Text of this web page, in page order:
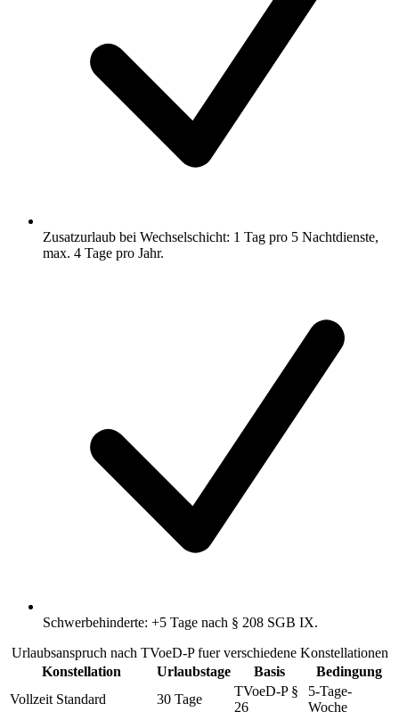
Zusatzurlaub bei Wechselschicht: 1 Tag pro 5 Nachtdienste,
max. 4 Tage pro Jahr.
Schwerbehinderte: +5 Tage nach § 208 SGB IX.
Urlaubsanspruch nach TVoeD-P fuer verschiedene Konstellationen
Konstellation
Urlaubstage Basis
Bedingung
Vollzeit Standard
30 Tage
TVoeD-P §
26
5-Tage-
Woche